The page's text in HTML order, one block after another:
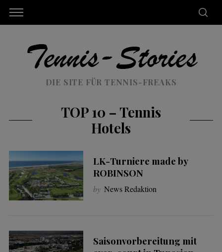
DIE SITE FÜR TENNIS-FREAKS
TOP 10 – Tennis
Hotels
LK-Turniere made by
ROBINSON
by News Redaktion
Saisonvorbereitung mit